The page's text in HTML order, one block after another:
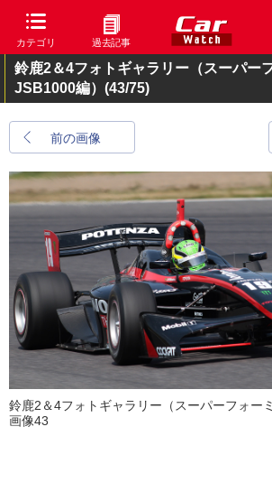
カテゴリ 過去記事
鈴鹿2＆4フォトギャラリー（スーパー
JSB1000編） (43/75)
前の画像
鈴鹿2＆4フォトギャラリー（スーパーフォー
画像43